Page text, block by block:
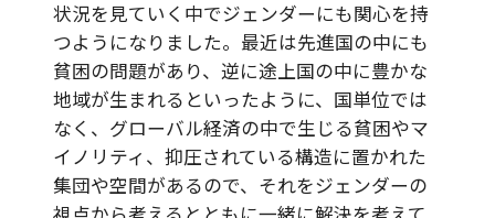
状況を見ていく中でジェンダーにも関心を持
つようになりました。最近は先進国の中にも
貧困の問題があり、逆に途上国の中に豊かな
地域が生まれるといったように、国単位では
なく、グローバル経済の中で生じる貧困やマ
イノリティ、抑圧されている構造に置かれた
集団や空間があるので、それをジェンダーの